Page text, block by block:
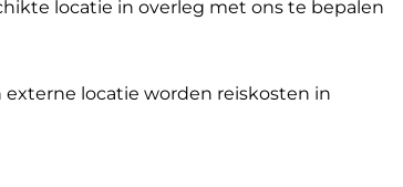
locatie in overleg met ons te bepalen
externe locatie worden reiskosten in